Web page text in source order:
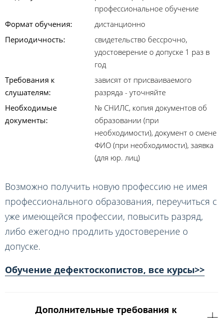
профессиональное обучение
Формат обучения:
дистанционно
Периодичность:
свидетельство бессрочно,
удостоверение о допуске 1 раз в
год
Требования к
слушателям:
зависят от присваиваемого
разряда - уточняйте
Необходимые
документы:
№ СНИЛС, копия документов об
образовании (при
необходимости), документ о смене
ФИО (при необходимости), заявка
(для юр. лиц)
Возможно получить новую профессию не имея
профессионального образования, переучиться с
уже имеющейся профессии, повысить разряд,
либо ежегодно продлить удостоверение о
допуске.
Обучение дефектоскопистов, все курсы>>
Дополнительные требования к